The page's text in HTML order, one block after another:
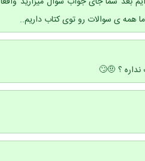
همه ی سوالات رو توی کتاب داریم..
؟ ⁦🙄🤨